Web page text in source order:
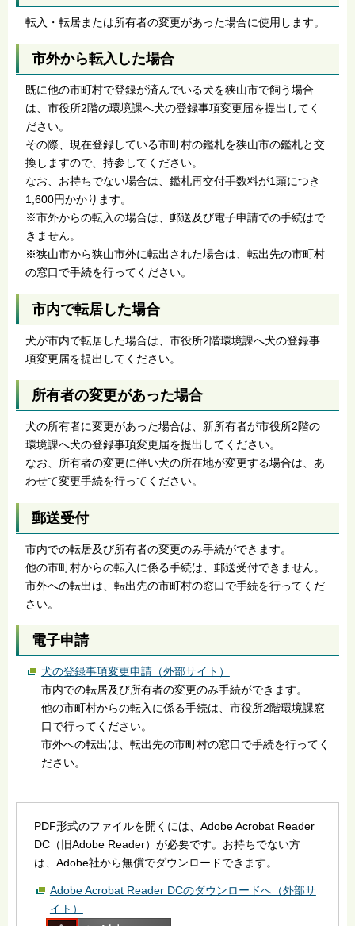
転入・転居または所有者の変更があった場合に使用します。
市外から転入した場合
既に他の市町村で登録が済んでいる犬を狭山市で飼う場合
は、市役所2階の環境課へ犬の登録事項変更届を提出してく
ださい。
その際、現在登録している市町村の鑑札を狭山市の鑑札と交
換しますので、持参してください。
なお、お持ちでない場合は、鑑札再交付手数料が1頭につき
1,600円かかります。
※市外からの転入の場合は、郵送及び電子申請での手続はで
きません。
※狭山市から狭山市外に転出された場合は、転出先の市町村
の窓口で手続を行ってください。
市内で転居した場合
犬が市内で転居した場合は、市役所2階環境課へ犬の登録事
項変更届を提出してください。
所有者の変更があった場合
犬の所有者に変更があった場合は、新所有者が市役所2階の
環境課へ犬の登録事項変更届を提出してください。
なお、所有者の変更に伴い犬の所在地が変更する場合は、あ
わせて変更手続を行ってください。
郵送受付
市内での転居及び所有者の変更のみ手続ができます。
他の市町村からの転入に係る手続は、郵送受付できません。
市外への転出は、転出先の市町村の窓口で手続を行ってくだ
さい。
電子申請
犬の登録事項変更申請（外部サイト）
市内での転居及び所有者の変更のみ手続ができます。
他の市町村からの転入に係る手続は、市役所2階環境課窓
口で行ってください。
市外への転出は、転出先の市町村の窓口で手続を行ってく
ださい。
PDF形式のファイルを開くには、Adobe Acrobat Reader
DC（旧Adobe Reader）が必要です。お持ちでない方
は、Adobe社から無償でダウンロードできます。
Adobe Acrobat Reader DCのダウンロードへ（外部サ
イト）